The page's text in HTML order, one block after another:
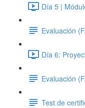
Día 5 |
Evaluación
Día 6:
Evaluación
Test de